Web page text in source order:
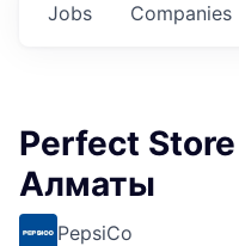
Jobs Companies
Perfect
Алматы
PepsiCo